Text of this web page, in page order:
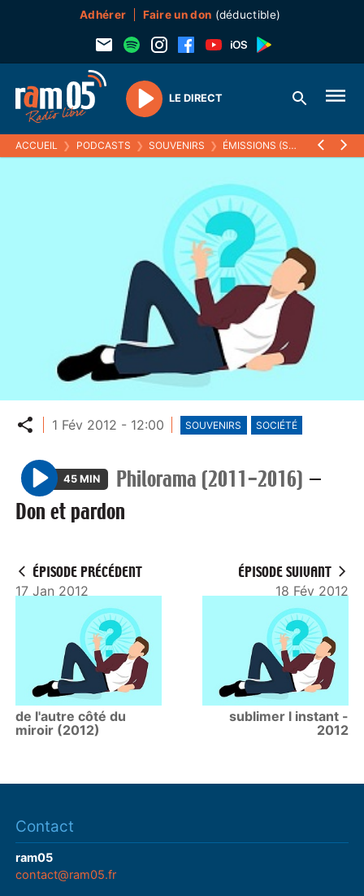
Adhérer Faire un don (déductible)
Play
LE DIRECT
ACCUEIL ❯ PODCASTS ❯ SOUVENIRS ❯ ÉMISSIONS (SOUVENIRS) ❯
Partager
1 Fév 2012 - 12:00 SOUVENIRS SOCIÉTÉ
P
l
45 MIN Philorama (2011-2016) —
Don et pardon
ÉPISODE PRÉCÉDENT
17 Jan 2012
de l'autre côté du
miroir (2012)
ÉPISODE SUIVANT
18 Fév 2012
sublimer l instant -
2012
Contact
ram05
contact@ram05.fr